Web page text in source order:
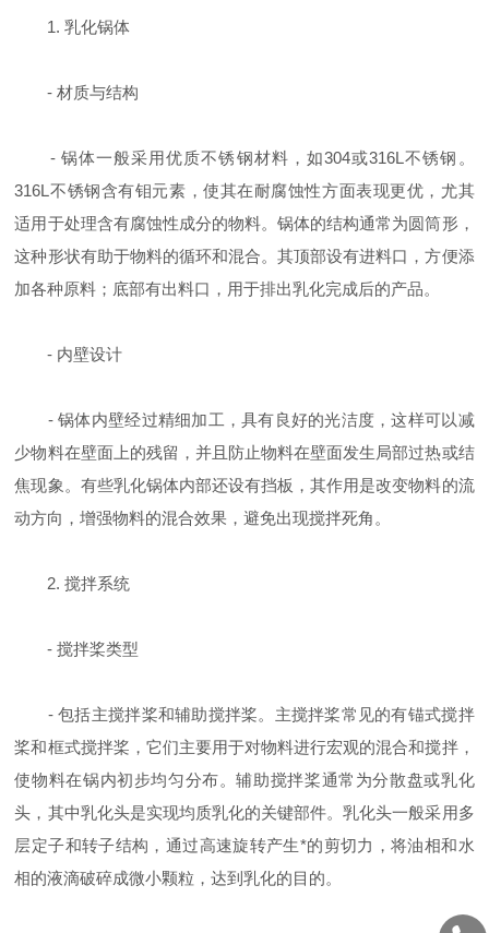
1. 乳化锅体
- 材质与结构
- 锅体一般采用优质不锈钢材料，如304或316L不锈钢。
316L不锈钢含有钼元素，使其在耐腐蚀性方面表现更优，尤其
适用于处理含有腐蚀性成分的物料。锅体的结构通常为圆筒形，
这种形状有助于物料的循环和混合。其顶部设有进料口，方便添
加各种原料；底部有出料口，用于排出乳化完成后的产品。
- 内壁设计
- 锅体内壁经过精细加工，具有良好的光洁度，这样可以减
少物料在壁面上的残留，并且防止物料在壁面发生局部过热或结
焦现象。有些乳化锅体内部还设有挡板，其作用是改变物料的流
动方向，增强物料的混合效果，避免出现搅拌死角。
2. 搅拌系统
- 搅拌桨类型
- 包括主搅拌桨和辅助搅拌桨。主搅拌桨常见的有锚式搅拌
桨和框式搅拌桨，它们主要用于对物料进行宏观的混合和搅拌，
使物料在锅内初步均匀分布。辅助搅拌桨通常为分散盘或乳化
头，其中乳化头是实现均质乳化的关键部件。乳化头一般采用多
层定子和转子结构，通过高速旋转产生*的剪切力，将油相和水
相的液滴破碎成微小颗粒，达到乳化的目的。